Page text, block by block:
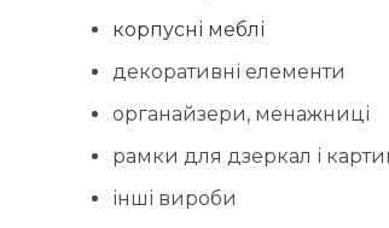
корпусні меблі
декоративні елементи
органайзери, менажниці
рамки для дзеркал і
інші вироби